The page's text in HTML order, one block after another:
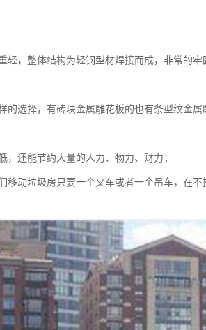
轻，整体结构为轻钢型材焊接而成，非常的
的选择，有砖块金属雕花板的也有条型纹金
还能节约大量的人力、物力、财力；
移动垃圾房只要一个叉车或者一个吊车，在